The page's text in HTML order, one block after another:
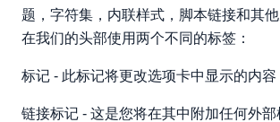
题，字符集，内联样式，脚本链接和其
在我们的头部使用两个不同的标签：
标记 - 此标记将更改选项卡中显示的内容
链接标记 - 这是您将在其中附加任何外